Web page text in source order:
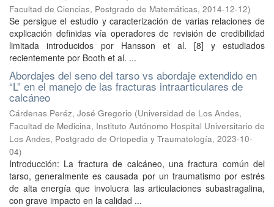
Facultad de Ciencias, Postgrado de Matemáticas, 2014-12-12)
Se persigue el estudio y caracterización de varias relaciones de
explicación definidas vía operadores de revisión de credibilidad
limitada introducidos por Hansson et al. [8] y estudiados
recientemente por Booth et al. ...
Abordajes del seno del tarso vs abordaje extendido en
“L” en el manejo de las fracturas intraarticulares de
calcáneo
Cárdenas Peréz, José Gregorio (Universidad de Los Andes,
Facultad de Medicina, Instituto Autónomo Hospital Universitario de
Los Andes, Postgrado de Ortopedia y Traumatología, 2023-10-
04)
Introducción: La fractura de calcáneo, una fractura común del
tarso, generalmente es causada por un traumatismo por estrés
de alta energía que involucra las articulaciones subastragalina,
con grave impacto en la calidad ...